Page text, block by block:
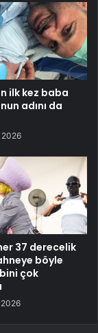
ilk kez baba
adını da
2026
37 derecelik
böyle
çok